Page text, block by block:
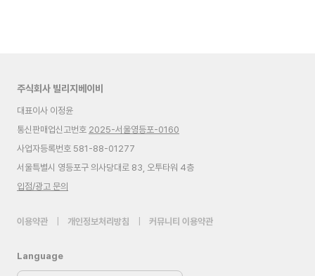
주식회사 빌리지베이비
대표이사 이정윤
통신판매업신고번호 2025-서울영등포-0160
사업자등록번호 581-88-01277
서울특별시 영등포구 의사당대로 83, 오투타워 4층
입점/광고 문의
이용약관 개인정보처리방침 커뮤니티 이용약관
Language